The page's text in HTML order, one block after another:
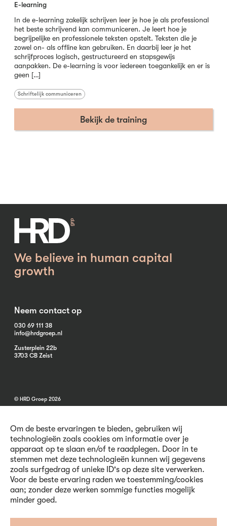
Om de beste ervaringen te bieden, gebruiken wij
technologieën zoals cookies om informatie over je
apparaat op te slaan en/of te raadplegen. Door in te
stemmen met deze technologieën kunnen wij gegevens
zoals surfgedrag of unieke ID's op deze site verwerken.
Voor de beste ervaring raden we toestemming/cookies
aan; zonder deze werken sommige functies mogelijk
minder goed.
E-learning
In de e-learning zakelijk schrijven leer je hoe je als professional
het beste schrijvend kan communiceren. Je leert hoe je
begrijpelijke en professionele teksten opstelt. Teksten die je
zowel on- als offline kan gebruiken. En daarbij leer je het
schrijfproces logisch, gestructureerd en stapsgewijs
aanpakken. De e-learning is voor iedereen toegankelijk en er is
geen […]
Schriftelijk communiceren
Bekijk de training
We believe in human capital
growth
Neem contact op
030 69 111 38
info@hrdgroep.nl
Zusterplein 22b
3703 CB Zeist
© HRD Groep 2026
Algemene informatie
Contact
Voorwaarden
Privacy en Cookies
Volg ons